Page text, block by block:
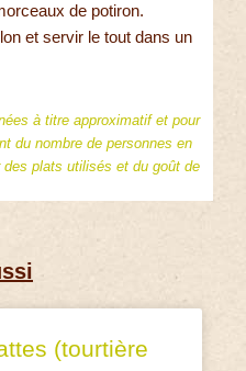
de potiron.
et servir le tout dans un
à titre approximatif et pour
du nombre de personnes en
plats utilisés et du goût de
(tourtière